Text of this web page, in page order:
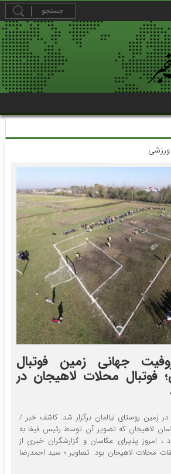
ورزشی
جهانی زمین فوتبال
فوتبال محلات لاهیجان در
زمین روستای لیالمان برگزار شد. کاشف خبر /
لاهیجان که تصویر آن توسط رئیس فیفا به
امروز پذیرای عکاسان و گزارشگران خبری از
محلات لاهیجان بود‌. تصاویر ؛ سید احمدرضا